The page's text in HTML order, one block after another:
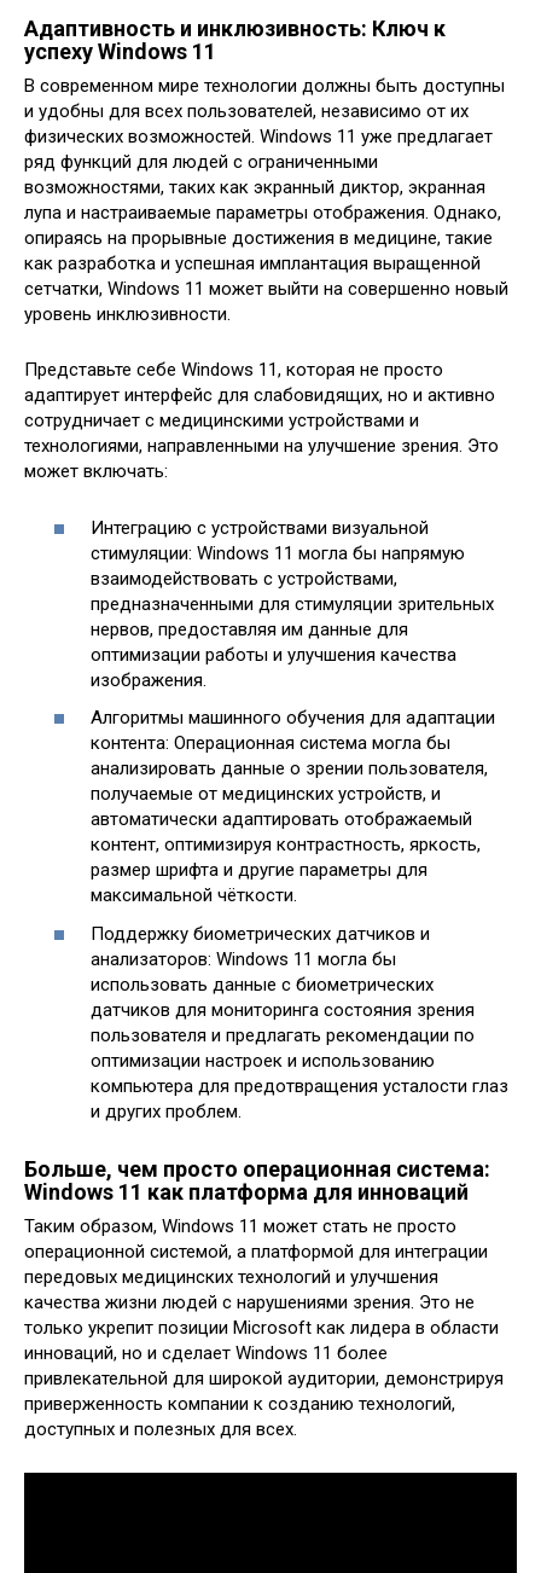
Адаптивность и инклюзивность: Ключ к
успеху Windows 11
В современном мире технологии должны быть доступны
и удобны для всех пользователей, независимо от их
физических возможностей. Windows 11 уже предлагает
ряд функций для людей с ограниченными
возможностями, таких как экранный диктор, экранная
лупа и настраиваемые параметры отображения. Однако,
опираясь на прорывные достижения в медицине, такие
как разработка и успешная имплантация выращенной
сетчатки, Windows 11 может выйти на совершенно новый
уровень инклюзивности.
Представьте себе Windows 11, которая не просто
адаптирует интерфейс для слабовидящих, но и активно
сотрудничает с медицинскими устройствами и
технологиями, направленными на улучшение зрения. Это
может включать:
Интеграцию с устройствами визуальной
стимуляции: Windows 11 могла бы напрямую
взаимодействовать с устройствами,
предназначенными для стимуляции зрительных
нервов, предоставляя им данные для
оптимизации работы и улучшения качества
изображения.
Алгоритмы машинного обучения для адаптации
контента: Операционная система могла бы
анализировать данные о зрении пользователя,
получаемые от медицинских устройств, и
автоматически адаптировать отображаемый
контент, оптимизируя контрастность, яркость,
размер шрифта и другие параметры для
максимальной чёткости.
Поддержку биометрических датчиков и
анализаторов: Windows 11 могла бы
использовать данные с биометрических
датчиков для мониторинга состояния зрения
пользователя и предлагать рекомендации по
оптимизации настроек и использованию
компьютера для предотвращения усталости глаз
и других проблем.
Больше, чем просто операционная система:
Windows 11 как платформа для инноваций
Таким образом, Windows 11 может стать не просто
операционной системой, а платформой для интеграции
передовых медицинских технологий и улучшения
качества жизни людей с нарушениями зрения. Это не
только укрепит позиции Microsoft как лидера в области
инноваций, но и сделает Windows 11 более
привлекательной для широкой аудитории, демонстрируя
приверженность компании к созданию технологий,
доступных и полезных для всех.